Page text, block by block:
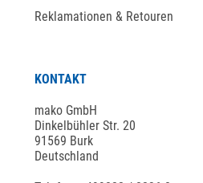
Reklamationen & Retouren
KONTAKT
mako GmbH
Dinkelbühler Str. 20
91569 Burk
Deutschland